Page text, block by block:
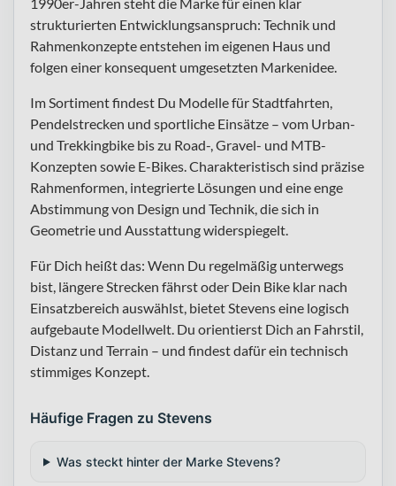
strukturierten Entwicklungsanspruch: Technik und
Rahmenkonzepte entstehen im eigenen Haus und
folgen einer konsequent umgesetzten Markenidee.
Im Sortiment findest Du Modelle für Stadtfahrten,
Pendelstrecken und sportliche Einsätze – vom Urban-
und Trekkingbike bis zu Road-, Gravel- und MTB-
Konzepten sowie E-Bikes. Charakteristisch sind präzise
Rahmenformen, integrierte Lösungen und eine enge
Abstimmung von Design und Technik, die sich in
Geometrie und Ausstattung widerspiegelt.
Für Dich heißt das: Wenn Du regelmäßig unterwegs
bist, längere Strecken fährst oder Dein Bike klar nach
Einsatzbereich auswählst, bietet Stevens eine logisch
aufgebaute Modellwelt. Du orientierst Dich an Fahrstil,
Distanz und Terrain – und findest dafür ein technisch
stimmiges Konzept.
Häufige Fragen zu Stevens
Was steckt hinter der Marke Stevens?